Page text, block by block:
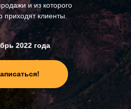
и из которого
приходят клиенты.
2022 года